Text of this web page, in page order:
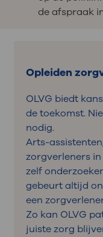
de afspraak
Opleiden
OLVG biedt
de toekomst.
nodig.
Arts-
zorgverleners
zelf
gebeurt altijd
een
Zo kan OLVG
juiste zorg